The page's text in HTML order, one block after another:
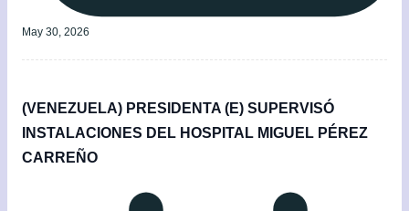
May 30, 2026
(VENEZUELA) PRESIDENTA (E) SUPERVISÓ
INSTALACIONES DEL HOSPITAL MIGUEL PÉREZ
CARREÑO